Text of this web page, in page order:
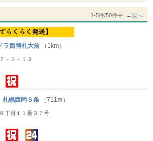
1-5件/50件中 →次へ
西岡札大前 （1km）
－３－１３
西岡３条 （711m）
丁目１１番３７号